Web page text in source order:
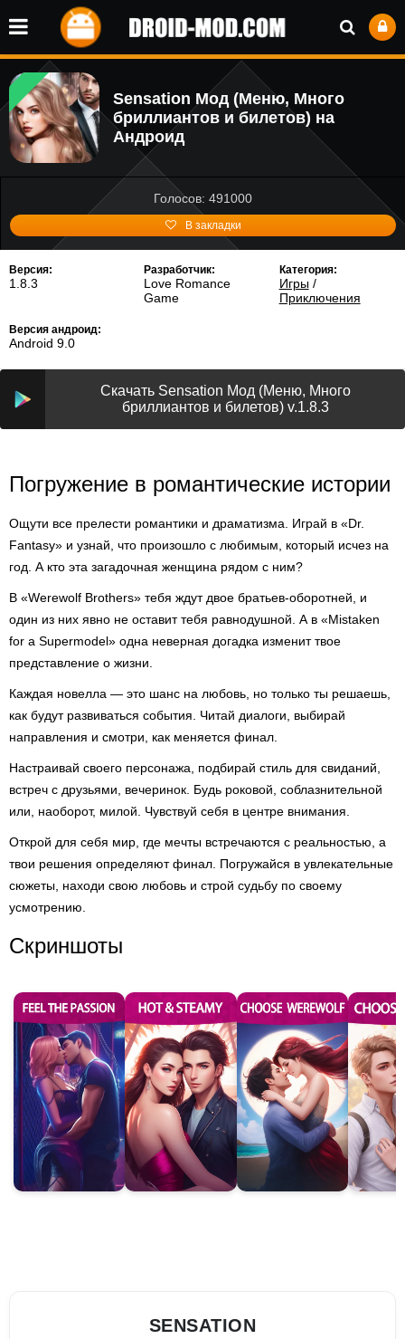
Sensation Мод (Меню, Много
бриллиантов и билетов) на
Андроид
Голосов: 491000
В закладки
Версия:
1.8.3
Разработчик:
Love Romance
Game
Категория:
Игры/
Приключения
Версия андроид:
Android 9.0
Скачать Sensation Мод (Меню, Много
бриллиантов и билетов) v.1.8.3
Погружение в романтические истории
Ощути все прелести романтики и драматизма. Играй в «Dr.
Fantasy» и узнай, что произошло с любимым, который исчез на
год. А кто эта загадочная женщина рядом с ним?
В «Werewolf Brothers» тебя ждут двое братьев-оборотней, и
один из них явно не оставит тебя равнодушной. А в «Mistaken
for a Supermodel» одна неверная догадка изменит твое
представление о жизни.
Каждая новелла — это шанс на любовь, но только ты решаешь,
как будут развиваться события. Читай диалоги, выбирай
направления и смотри, как меняется финал.
Настраивай своего персонажа, подбирай стиль для свиданий,
встреч с друзьями, вечеринок. Будь роковой, соблазнительной
или, наоборот, милой. Чувствуй себя в центре внимания.
Открой для себя мир, где мечты встречаются с реальностью, а
твои решения определяют финал. Погружайся в увлекательные
сюжеты, находи свою любовь и строй судьбу по своему
усмотрению.
Скриншоты
SENSATION